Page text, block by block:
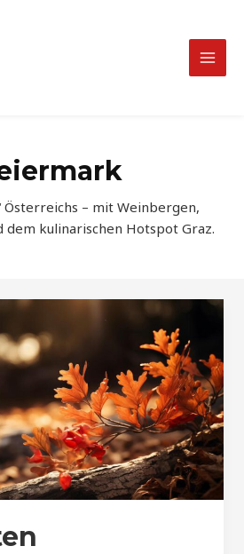
Main
Österreichs – mit Weinbergen,
dem kulinarischen Hotspot Graz.